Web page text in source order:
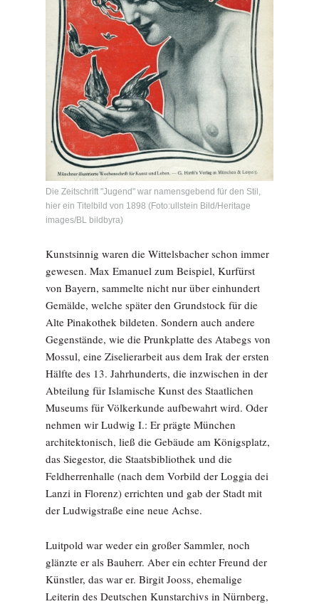
Die Zeitschrift "Jugend" war namensgebend für den Stil,
hier ein Titelbild von 1898 (Foto:ullstein Bild/Heritage
images/BL bildbyra)
Kunstsinnig waren die Wittelsbacher schon immer
gewesen. Max Emanuel zum Beispiel, Kurfürst
von Bayern, sammelte nicht nur über einhundert
Gemälde, welche später den Grundstock für die
Alte Pinakothek bildeten. Sondern auch andere
Gegenstände, wie die Prunkplatte des Atabegs von
Mossul, eine Ziselierarbeit aus dem Irak der ersten
Hälfte des 13. Jahrhunderts, die inzwischen in der
Abteilung für Islamische Kunst des Staatlichen
Museums für Völkerkunde aufbewahrt wird. Oder
nehmen wir Ludwig I.: Er prägte München
architektonisch, ließ die Gebäude am Königsplatz,
das Siegestor, die Staatsbibliothek und die
Feldherrenhalle (nach dem Vorbild der Loggia dei
Lanzi in Florenz) errichten und gab der Stadt mit
der Ludwigstraße eine neue Achse.
Luitpold war weder ein großer Sammler, noch
glänzte er als Bauherr. Aber ein echter Freund der
Künstler, das war er. Birgit Jooss, ehemalige
Leiterin des Deutschen Kunstarchivs in Nürnberg,